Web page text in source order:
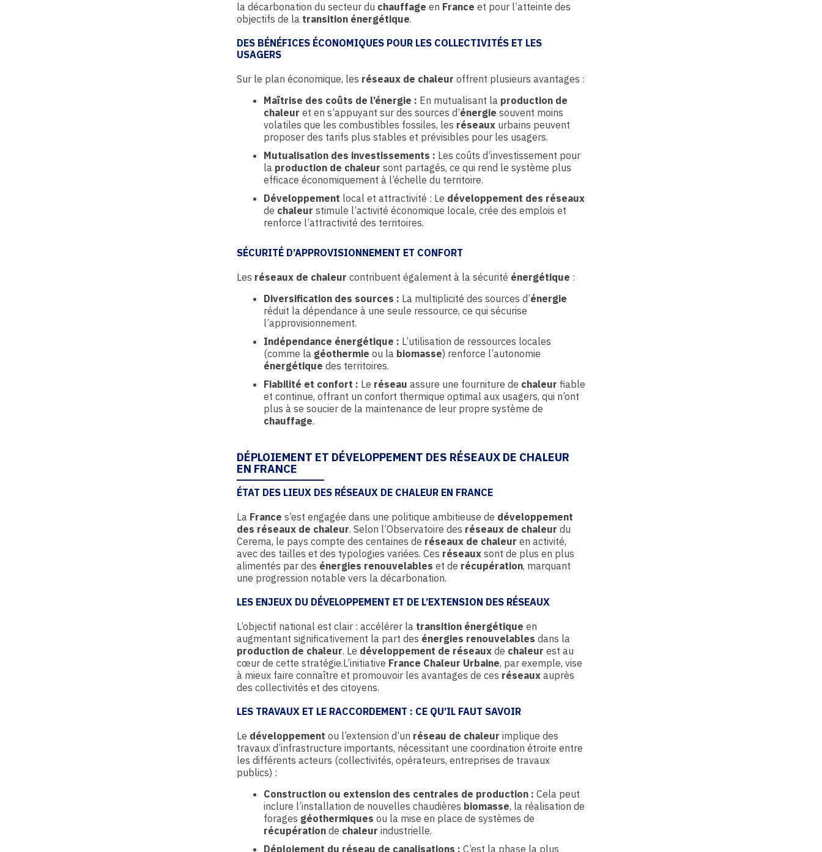
la décarbonation du secteur du chauffage en France et pour l’atteinte des
objectifs de la transition énergétique.
DES BÉNÉFICES ÉCONOMIQUES POUR LES COLLECTIVITÉS ET LES
USAGERS
Sur le plan économique, les réseaux de chaleur offrent plusieurs avantages :
Maîtrise des coûts de l’énergie : En mutualisant la production de
chaleur et en s’appuyant sur des sources d’énergie souvent moins
volatiles que les combustibles fossiles, les réseaux urbains peuvent
proposer des tarifs plus stables et prévisibles pour les usagers.
Mutualisation des investissements : Les coûts d’investissement pour
la production de chaleur sont partagés, ce qui rend le système plus
efficace économiquement à l’échelle du territoire.
Développement local et attractivité : Le développement des réseaux
de chaleur stimule l’activité économique locale, crée des emplois et
renforce l’attractivité des territoires.
SÉCURITÉ D’APPROVISIONNEMENT ET CONFORT
Les réseaux de chaleur contribuent également à la sécurité énergétique :
Diversification des sources : La multiplicité des sources d’énergie
réduit la dépendance à une seule ressource, ce qui sécurise
l’approvisionnement.
Indépendance énergétique : L’utilisation de ressources locales
(comme la géothermie ou la biomasse) renforce l’autonomie
énergétique des territoires.
Fiabilité et confort : Le réseau assure une fourniture de chaleur fiable
et continue, offrant un confort thermique optimal aux usagers, qui n’ont
plus à se soucier de la maintenance de leur propre système de
chauffage.
DÉPLOIEMENT ET DÉVELOPPEMENT DES RÉSEAUX DE CHALEUR
EN FRANCE
ÉTAT DES LIEUX DES RÉSEAUX DE CHALEUR EN FRANCE
La France s’est engagée dans une politique ambitieuse de développement
des réseaux de chaleur. Selon l’Observatoire des réseaux de chaleur du
Cerema, le pays compte des centaines de réseaux de chaleur en activité,
avec des tailles et des typologies variées. Ces réseaux sont de plus en plus
alimentés par des énergies renouvelables et de récupération, marquant
une progression notable vers la décarbonation.
LES ENJEUX DU DÉVELOPPEMENT ET DE L’EXTENSION DES RÉSEAUX
L’objectif national est clair : accélérer la transition énergétique en
augmentant significativement la part des énergies renouvelables dans la
production de chaleur. Le développement de réseaux de chaleur est au
cœur de cette stratégie.L’initiative France Chaleur Urbaine, par exemple, vise
à mieux faire connaître et promouvoir les avantages de ces réseaux auprès
des collectivités et des citoyens.
LES TRAVAUX ET LE RACCORDEMENT : CE QU’IL FAUT SAVOIR
Le développement ou l’extension d’un réseau de chaleur implique des
travaux d’infrastructure importants, nécessitant une coordination étroite entre
les différents acteurs (collectivités, opérateurs, entreprises de travaux
publics) :
Construction ou extension des centrales de production : Cela peut
inclure l’installation de nouvelles chaudières biomasse, la réalisation de
forages géothermiques ou la mise en place de systèmes de
récupération de chaleur industrielle.
Déploiement du réseau de canalisations : C’est la phase la plus